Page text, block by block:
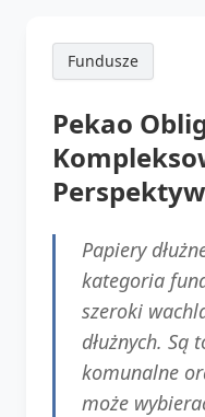
Fundusze
Pekao
Papiery
kategoria
szeroki
dłużnych. Są
komunalne
może